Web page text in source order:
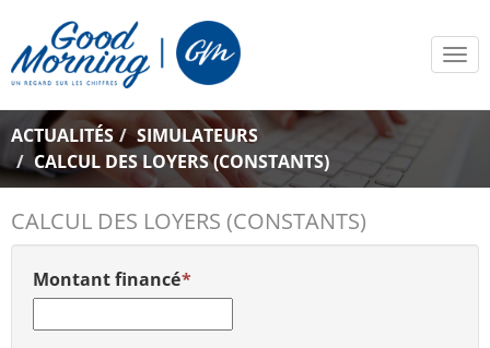
ACTUALITÉS
SIMULATEURS
CALCUL DES LOYERS (CONSTANTS)
CALCUL DES LOYERS (CONSTANTS)
Montant financé